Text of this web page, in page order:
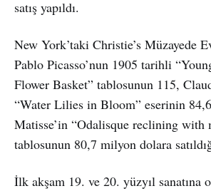
satış yapıldı.
New York’taki Christie’s Müzayede
Pablo Picasso’nun 1905 tarihli
Flower Basket” tablosunun 115,
“Water Lilies in Bloom” eserinin
Matisse’in “Odalisque reclining with
tablosunun 80,7 milyon dolara
İlk akşam 19. ve 20. yüzyıl sanatına